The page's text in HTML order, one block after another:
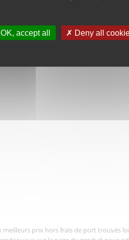
le set
prix hors frais de port trouvés
OK, accept all Deny all